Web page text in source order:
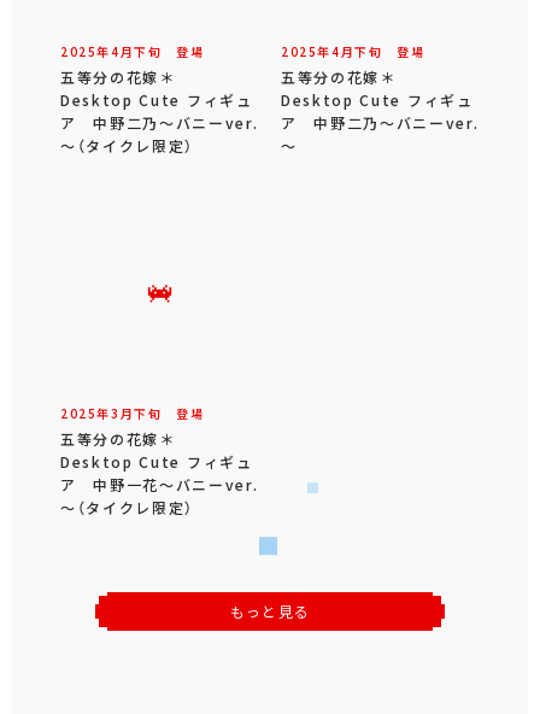
2025年4 月下旬 登場
五等分の花嫁＊
Desktop Cute フィギュ
ア 中野二乃～バニーver.
～（タイクレ限定）
2025年4 月下旬 登場
五等分の花嫁＊
Desktop Cute フィギュ
ア 中野二乃～バニーver.
～
2025年3 月下旬 登場
五等分の花嫁＊
Desktop Cute フィギュ
ア 中野一花～バニーver.
～（タイクレ限定）
もっと見る